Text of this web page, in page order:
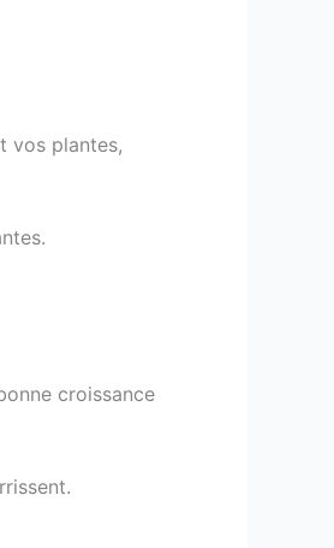
vos plantes,
croissance